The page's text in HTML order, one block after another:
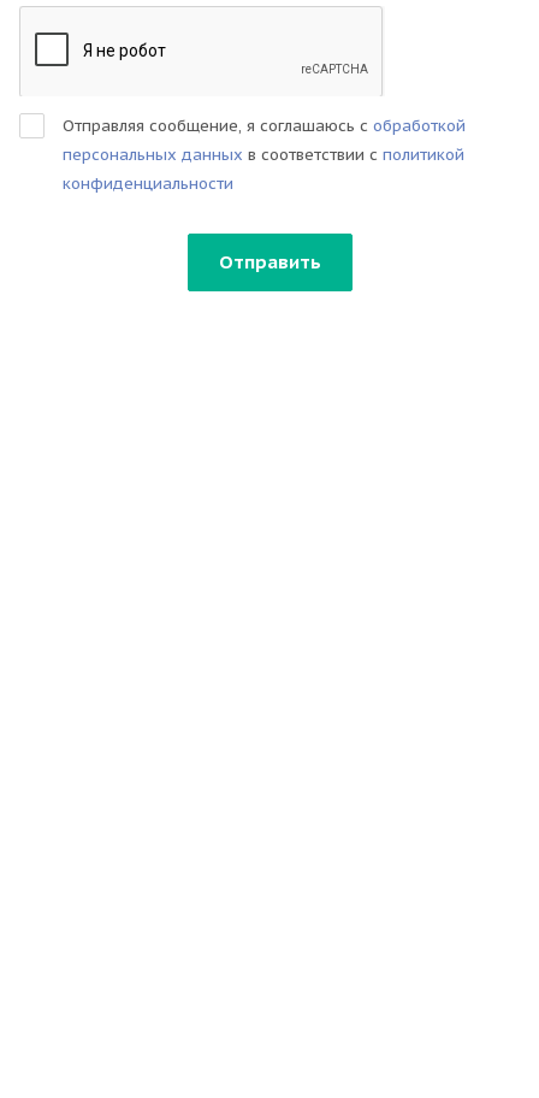
Отправляя сообщение, я соглашаюсь с обработкой
персональных данных в соответствии с политикой
конфиденциальности
Отправить